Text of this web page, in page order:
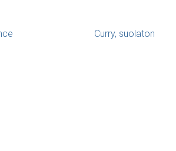
navigointiCurry, suolaton